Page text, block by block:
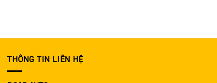
THÔNG TIN LIÊN HỆ